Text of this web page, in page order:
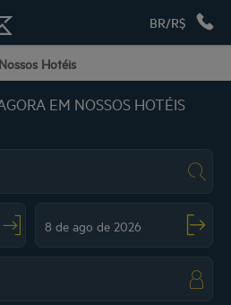
BR/R$
Hotéis
EM NOSSOS HOTÉIS